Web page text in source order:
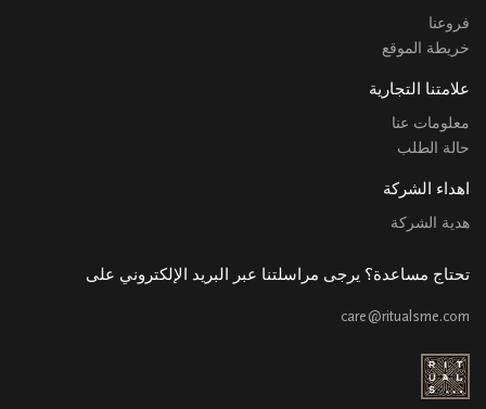
فروعنا
خريطة الموقع
علامتنا التجارية
معلومات عنا
حالة الطلب
اهداء الشركة
هدية الشركة
تحتاج مساعدة؟ يرجى مراسلتنا عبر البريد الإلكتروني على
care@ritualsme.com